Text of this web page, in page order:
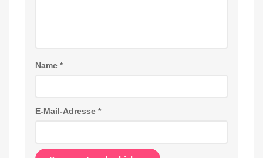
Name *
E-Mail-Adresse *